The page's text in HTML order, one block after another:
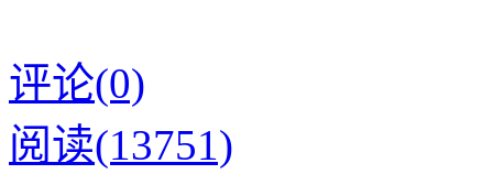
评论(0)
阅读(13751)